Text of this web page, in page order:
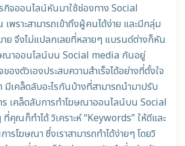
จออนไลน์หันมาใช้ช่องทาง Social
พราะสามารถเข้าถึงผู้คนได้ง่าย และมีกลุ่ม
ย จึงไม่แปลกเลยที่หลายๆ แบรนด์ต่างก็หัน
ณาออนไลน์บน Social media กันอยู่
องตัวเองประสบความสำเร็จได้อย่างที่ตั้งใจ
เคล็ดลับอะไรกันบ้างที่สามารถนำมาปรับ
ร เคล็ดลับการทำโฆษณาออนไลน์บน Social
คุณก็ทำได้ วิเคราะห์ “Keywords” ให้ดีและ
รโฆษณา ซึ่งเราสามารถทำได้ง่ายๆ โดยวิ